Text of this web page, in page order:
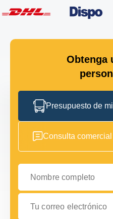
Obtenga
Presupuesto de
Consulta comercial
Nombre completo
Tu correo electrónico